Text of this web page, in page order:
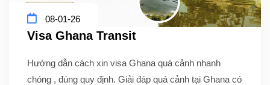
08-01-26
Visa Ghana Transit
Hướng dẫn cách xin visa Ghana quá cảnh nhanh
chóng , đúng quy định. Giải đáp quá cảnh tại Ghana có